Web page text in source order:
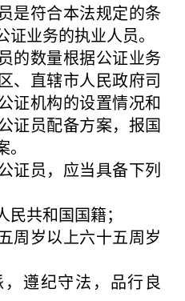
符合本法规定的条
业务的执业人员。
数量根据公证业务
、直辖市人民政府司
证机构的设置情况和
证员配备方案，报国
员，应当具备下列
共和国国籍；
岁以上六十五周岁
遵纪守法，品行良